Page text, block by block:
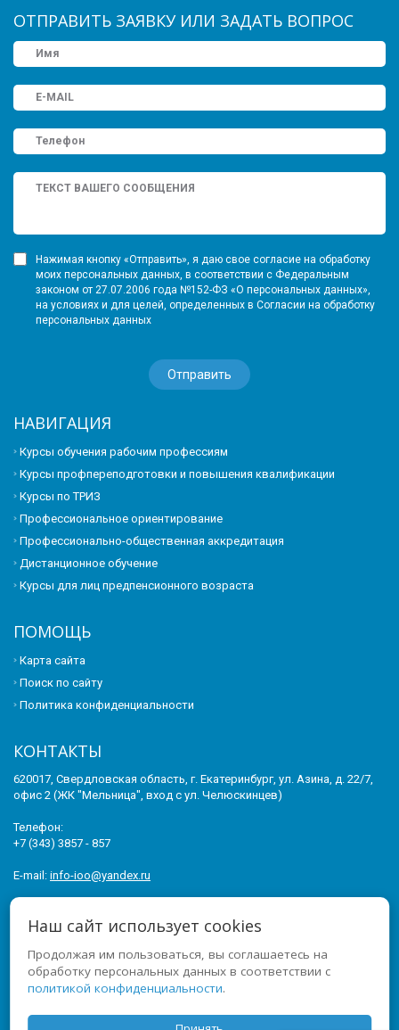
ОТПРАВИТЬ ЗАЯВКУ ИЛИ ЗАДАТЬ ВОПРОС
Нажимая кнопку «Отправить», я даю свое согласие на обработку
моих персональных данных, в соответствии с Федеральным
законом от 27.07.2006 года №152-ФЗ «О персональных данных»,
на условиях и для целей, определенных в Согласии на обработку
персональных данных
НАВИГАЦИЯ
Курсы обучения рабочим профессиям
Курсы профпереподготовки и повышения квалификации
Курсы по ТРИЗ
Профессиональное ориентирование
Профессионально-общественная аккредитация
Дистанционное обучение
Курсы для лиц предпенсионного возраста
ПОМОЩЬ
Карта сайта
Поиск по сайту
Политика конфиденциальности
КОНТАКТЫ
620017, Свердловская область, г. Екатеринбург, ул. Азина, д. 22/7,
офис 2 (ЖК "Мельница", вход с ул. Челюскинцев)
Телефон:
+7 (343) 3857 - 857
E-mail: info-ioo@yandex.ru
ПРАВА ЗАЩИЩЕНЫ.
МЫ В СОЦСЕТЯХ
Наш сайт использует cookies
Продолжая им пользоваться, вы соглашаетесь на
обработку персональных данных в соответствии с
политикой конфиденциальности.